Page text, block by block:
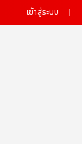
เข้าสู่ระบบ